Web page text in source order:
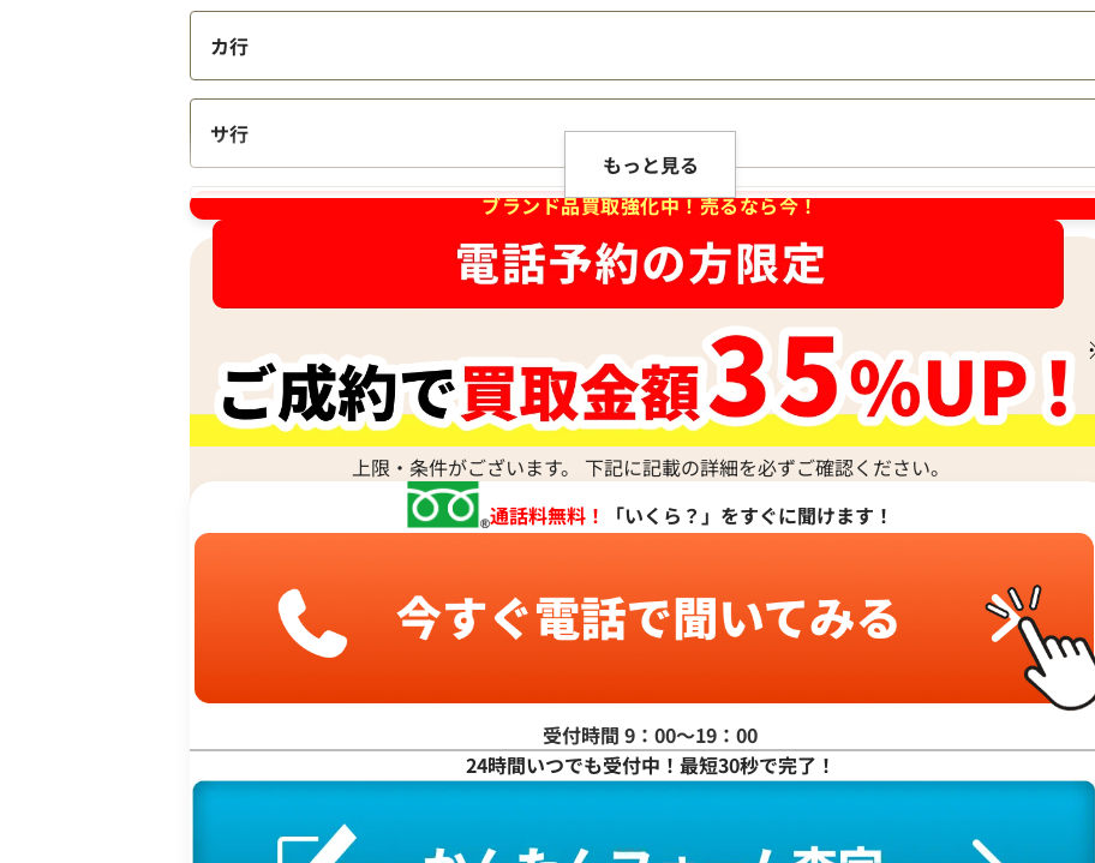
マークジェイコブス ハンドバッグ レザー ブラウン
参考買取価格
カ行
サ行
タ行
ナ行
ハ行
マ行
ワ行
もっと見る
ブランド品買取強化中！売るなら今！
上限・条件がございます。 下記に記載の詳細を必ずご確認ください。
通話料無料！
「いくら？」をすぐに聞けます！
受付時間 9：00〜19：00
24時間いつでも受付中！最短30秒で完了！